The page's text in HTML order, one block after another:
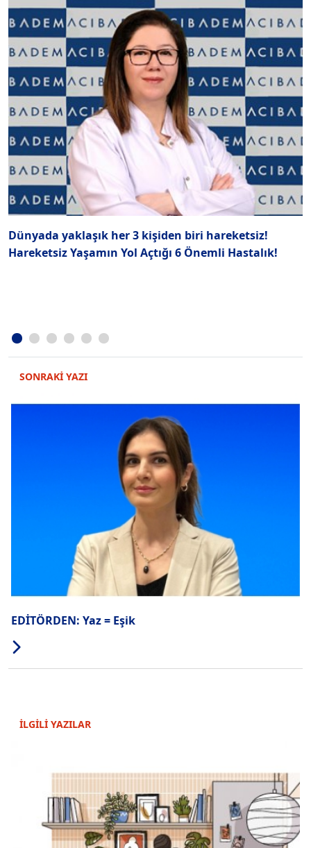
Dünyada yaklaşık her 3 kişiden biri hareketsiz!
Hareketsiz Yaşamın Yol Açtığı 6 Önemli Hastalık!
SONRAKİ YAZI
EDİTÖRDEN: Yaz = Eşik
İLGİLİ YAZILAR